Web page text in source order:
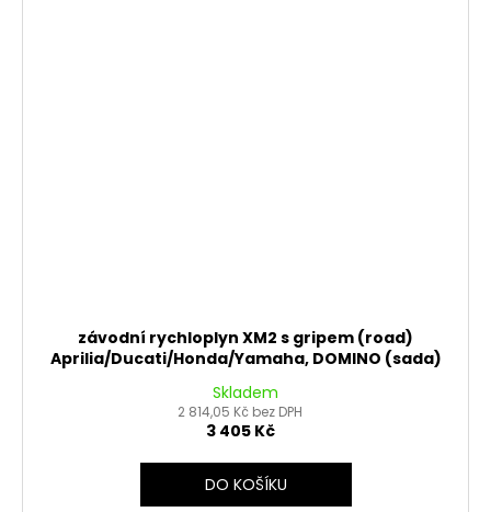
závodní rychloplyn XM2 s gripem (road)
Aprilia/Ducati/Honda/Yamaha, DOMINO (sada)
Skladem
2 814,05 Kč bez DPH
3 405 Kč
DO KOŠÍKU